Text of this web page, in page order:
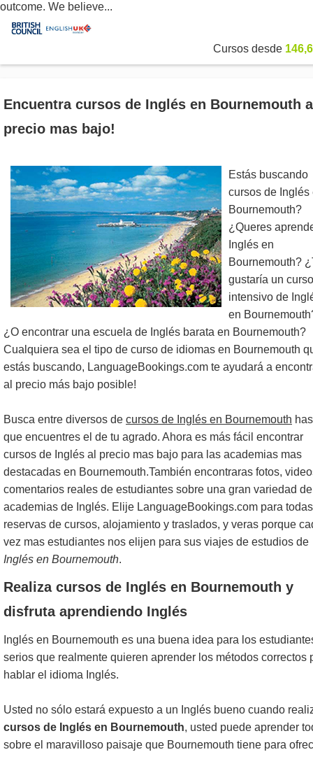
outcome. We believe...
Cursos desde
Encuentra cursos de Inglés en Bournemouth
precio mas bajo!
Estás buscando
cursos de Inglés
Bournemouth?
¿Queres
Inglés en
Bournemouth?
gustaría un curso
intensivo de
en
¿O encontrar una escuela de Inglés barata en Bournemouth?
Cualquiera sea el tipo de curso de idiomas en Bournemouth
estás buscando, LanguageBookings.com te ayudará a
al precio más bajo posible!
Busca entre diversos de cursos de Inglés en Bournemouth
que encuentres el de tu agrado. Ahora es más fácil encontrar
cursos de Inglés al precio mas bajo para las academias mas
destacadas en Bournemouth.También encontraras fotos,
comentarios reales de estudiantes sobre una gran variedad de
academias de Inglés. Elije LanguageBookings.com para
reservas de cursos, alojamiento y traslados, y veras porque
vez mas estudiantes nos elijen para sus viajes de estudios de
Inglés en Bournemouth.
Realiza cursos de Inglés en Bournemouth y
disfruta aprendiendo Inglés
Inglés en Bournemouth es una buena idea para los
serios que realmente quieren aprender los métodos correctos
hablar el idioma Inglés.
Usted no sólo estará expuesto a un Inglés bueno cuando
cursos de Inglés en Bournemouth, usted puede aprender
sobre el maravilloso paisaje que Bournemouth tiene para